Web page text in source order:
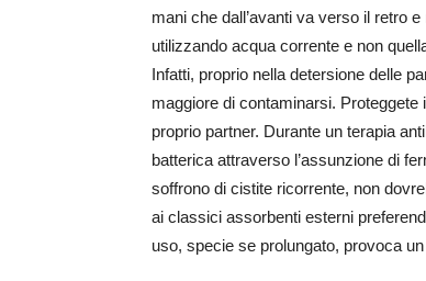
mani che dall’avanti va verso il retro
utilizzando acqua corrente e non
Infatti, proprio nella detersione delle
maggiore di contaminarsi.
proprio partner. Durante un terapia
batterica attraverso l’assunzione di
soffrono di cistite ricorrente, non
ai classici assorbenti esterni
uso, specie se prolungato, provoca